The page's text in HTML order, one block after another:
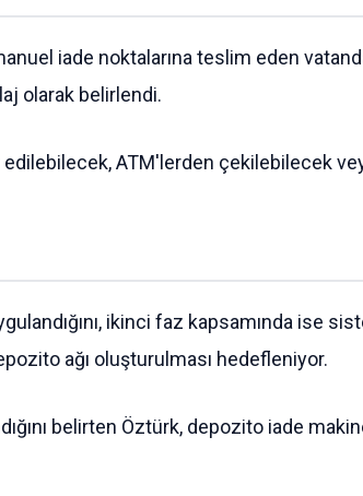
iade noktalarına teslim eden
olarak belirlendi.
ATM'lerden çekilebilecek
ikinci faz kapsamında ise
ağı oluşturulması hedefleniyor.
belirten Öztürk, depozito iade